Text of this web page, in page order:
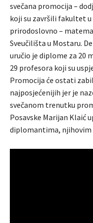
svečana promocija –
koji su završili fakultet
prirodoslovno –
Sveučilišta u Mostaru.
uručio je diplome za 20
29 profesora koji su
Promocija će ostati
najposjećenijih jer je
svečanom trenutku
Posavske Marijan Klaić
diplomantima,